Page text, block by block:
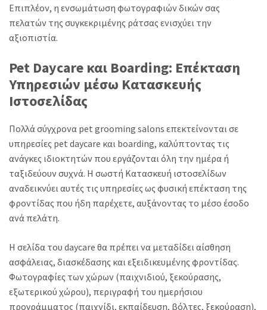
Επιπλέον, η ενσωμάτωση φωτογραφιών δικών σας
πελατών της συγκεκριμένης ράτσας ενισχύει την
αξιοπιστία.
Pet Daycare και Boarding: Επέκταση
Υπηρεσιών μέσω Κατασκευής
Ιστοσελίδας
Πολλά σύγχρονα pet grooming salons επεκτείνονται σε
υπηρεσίες pet daycare και boarding, καλύπτοντας τις
ανάγκες ιδιοκτητών που εργάζονται όλη την ημέρα ή
ταξιδεύουν συχνά. Η σωστή Κατασκευή ιστοσελίδων
αναδεικνύει αυτές τις υπηρεσίες ως φυσική επέκταση της
φροντίδας που ήδη παρέχετε, αυξάνοντας το μέσο έσοδο
ανά πελάτη.
Η σελίδα του daycare θα πρέπει να μεταδίδει αίσθηση
ασφάλειας, διασκέδασης και εξειδικευμένης φροντίδας.
Φωτογραφίες των χώρων (παιχνιδιού, ξεκούρασης,
εξωτερικού χώρου), περιγραφή του ημερήσιου
προγράμματος (παιχνίδι, εκπαίδευση, βόλτες, ξεκούραση),